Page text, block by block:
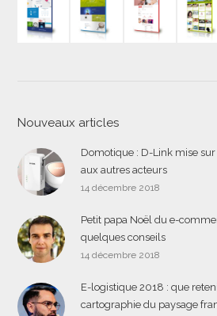
Nouveaux articles
Domotique : D-Link mise sur
aux autres acteurs
14 décembre 2018
Petit papa Noël du e-
quelques conseils
14 décembre 2018
E-logistique 2018 : que
cartographie du paysage